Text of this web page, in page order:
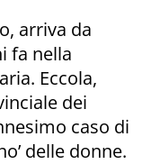
arriva da
fa nella
Eccola,
dei
caso di
delle donne.